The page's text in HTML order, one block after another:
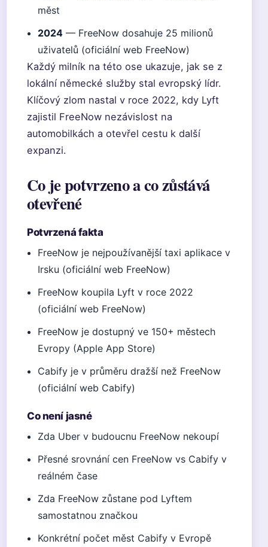
měst
2024 — FreeNow dosahuje 25 milionů
uživatelů (oficiální web FreeNow)
Každý milník na této ose ukazuje, jak se z
lokální německé služby stal evropský lídr.
Klíčový zlom nastal v roce 2022, kdy Lyft
zajistil FreeNow nezávislost na
automobilkách a otevřel cestu k další
expanzi.
Co je potvrzeno a co zůstává
otevřené
Potvrzená fakta
FreeNow je nejpoužívanější taxi aplikace v
Irsku (oficiální web FreeNow)
FreeNow koupila Lyft v roce 2022
(oficiální web FreeNow)
FreeNow je dostupný ve 150+ městech
Evropy (Apple App Store)
Cabify je v průměru dražší než FreeNow
(oficiální web Cabify)
Co není jasné
Zda Uber v budoucnu FreeNow nekoupí
Přesné srovnání cen FreeNow vs Cabify v
reálném čase
Zda FreeNow zůstane pod Lyftem
samostatnou značkou
Konkrétní počet měst Cabify v Evropě